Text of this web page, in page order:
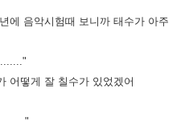
에 음악시험때 보니까 태수가 아주
어떻게 잘 칠수가 있었겠어